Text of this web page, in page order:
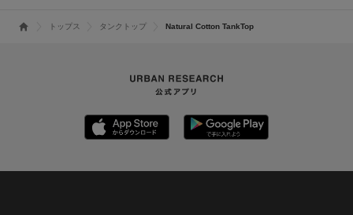
トップス タンクトップ Natural Cotton TankTop